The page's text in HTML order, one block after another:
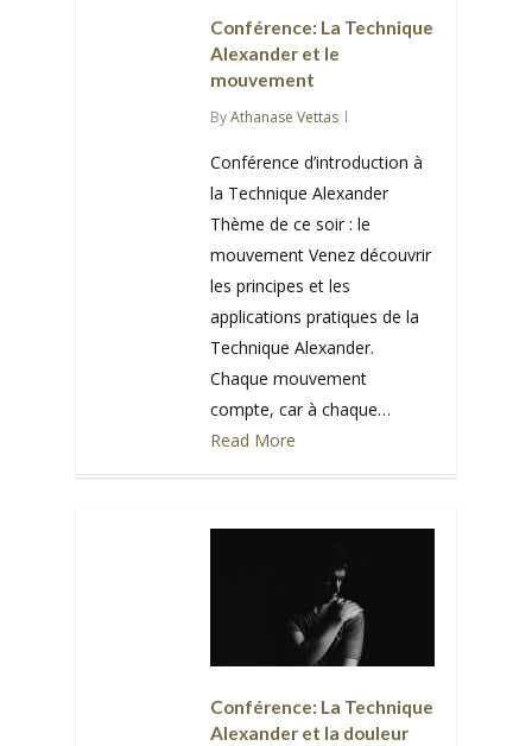
Conférence: La Technique
Alexander et le
mouvement
ByAthanase Vettas
Conférence d’introduction à
la Technique Alexander
Thème de ce soir : le
mouvement Venez découvrir
les principes et les
applications pratiques de la
Technique Alexander.
Chaque mouvement
compte, car à chaque…
Read More
Conférence: La Technique
Alexander et la douleur